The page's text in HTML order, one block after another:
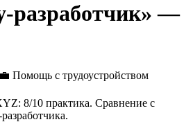
разработчик» —
💼 Помощь с трудоустройством
8/10 практика. Сравнение с